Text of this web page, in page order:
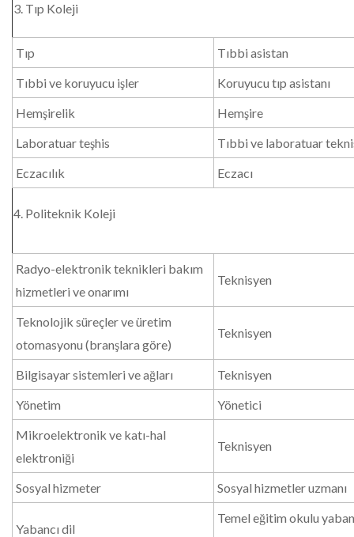
3. Tıp Koleji
Tıp
Tıbbi asistan
Tıbbi ve koruyucu işler
Koruyucu tıp asistanı
Hemşirelik
Hemşire
Laboratuar teşhis
Tıbbi ve laboratuar
Eczacılık
Eczacı
4. Politeknik Koleji
Radyo-elektronik teknikleri bakım
hizmetleri ve onarımı
Teknisyen
Teknolojik süreçler ve üretim
otomasyonu (branşlara göre)
Teknisyen
Bilgisayar sistemleri ve ağları
Teknisyen
Yönetim
Yönetici
Mikroelektronik ve katı-hal
elektroniği
Teknisyen
Sosyal hizmeter Sosyal hizmetler uzmanı
Yabancı dil
Temel eğitim okulu